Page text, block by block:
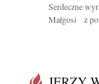
Serdeczne
Małgosi z